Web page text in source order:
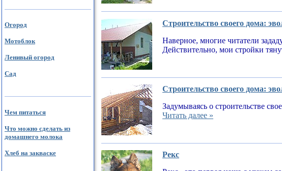
Огород
Мотоблок
Ленивый огород
Сад
Чем питаться
Что можно сделать из
домашнего молока
Хлеб на закваске
Строительство своего дома:
Наверное, многие читатели
Действительно, мои стройки
Строительство своего дома:
Задумываясь о строительстве
Читать далее »
Рекс